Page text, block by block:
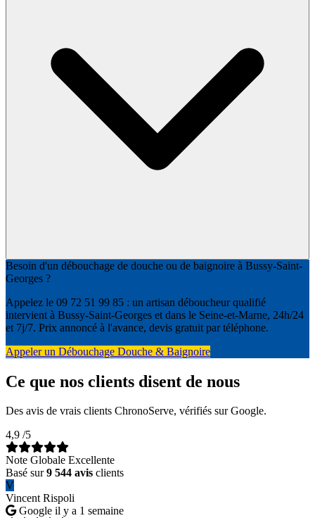
Besoin d'un débouchage de douche ou de baignoire à Bussy-Saint-
Georges ?
Appelez le 09 72 51 99 85 : un artisan déboucheur qualifié
intervient à Bussy-Saint-Georges et dans le Seine-et-Marne, 24h/24
et 7j/7. Prix annoncé à l'avance, devis gratuit par téléphone.
Appeler un Débouchage Douche & Baignoire
Ce que nos clients disent de nous
Des avis de vrais clients ChronoServe, vérifiés sur Google.
4,9 /5
Note Globale Excellente
Basé sur9 544 avis clients
V
Vincent Rispoli
Google il y a 1 semaine